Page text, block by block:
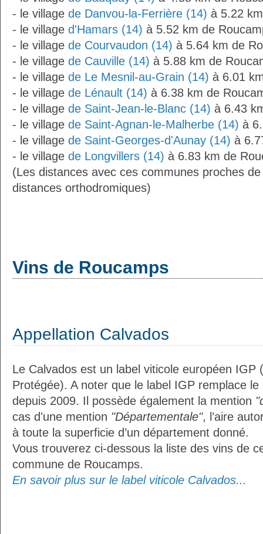
- le village de Danvou-la-Ferrière (14) à 5.22
- le village d'Hamars (14) à 5.52 km de
- le village de Courvaudon (14) à 5.64 km de
- le village de Cauville (14) à 5.88 km de
- le village de Le Mesnil-au-Grain (14) à 6.01
- le village de Lénault (14) à 6.38 km de
- le village de Saint-Jean-le-Blanc (14) à 6.43
- le village de Saint-Agnan-le-Malherbe (14) à
- le village de Saint-Georges-d'Aunay (14) à
- le village de Longvillers (14) à 6.83 km de
(Les distances avec ces communes proches
distances orthodromiques)
Vins de Roucamps
Appellation Calvados
Le Calvados est un label viticole européen IGP
Protégée). A noter que le label IGP remplace
depuis 2009. Il possède également la mention
cas d'une mention "Départementale", l’aire
à toute la superficie d’un département donné.
Vous trouverez ci-dessous la liste des vins de
commune de Roucamps.
En savoir plus sur le label viticole Calvados...